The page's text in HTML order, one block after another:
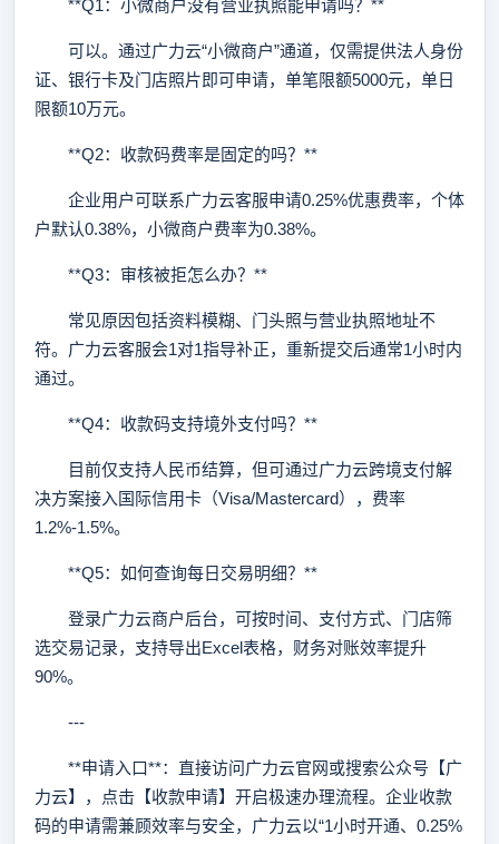
**Q1：小微商户没有营业执照能申请吗？**
可以。通过广力云“小微商户”通道，仅需提供法人身份
证、银行卡及门店照片即可申请，单笔限额5000元，单日
限额10万元。
**Q2：收款码费率是固定的吗？**
企业用户可联系广力云客服申请0.25%优惠费率，个体
户默认0.38%，小微商户费率为0.38%。
**Q3：审核被拒怎么办？**
常见原因包括资料模糊、门头照与营业执照地址不
符。广力云客服会1对1指导补正，重新提交后通常1小时内
通过。
**Q4：收款码支持境外支付吗？**
目前仅支持人民币结算，但可通过广力云跨境支付解
决方案接入国际信用卡（Visa/Mastercard），费率
1.2%-1.5%。
**Q5：如何查询每日交易明细？**
登录广力云商户后台，可按时间、支付方式、门店筛
选交易记录，支持导出Excel表格，财务对账效率提升
90%。
---
**申请入口**：直接访问广力云官网或搜索公众号【广
力云】，点击【收款申请】开启极速办理流程。企业收款
码的申请需兼顾效率与安全，广力云以“1小时开通、0.25%